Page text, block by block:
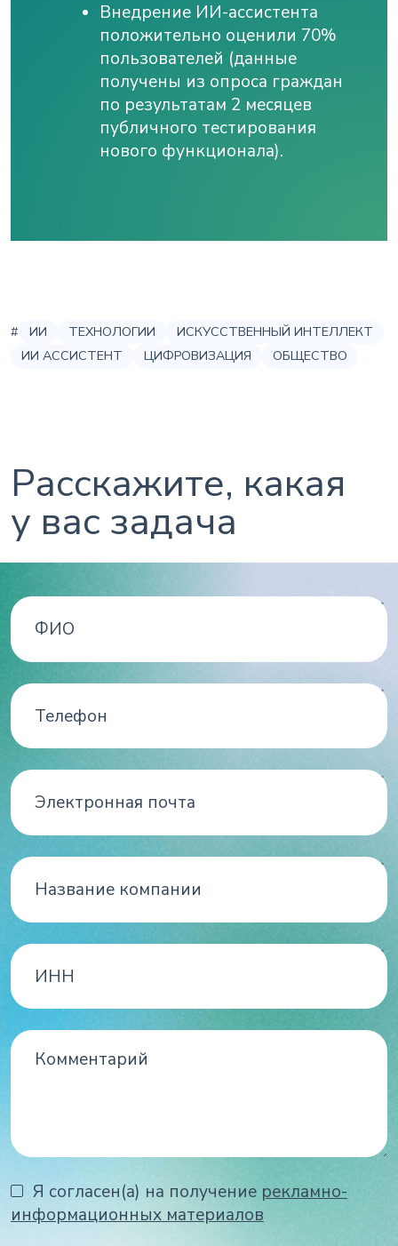
Внедрение ИИ-ассистента
положительно оценили 70%
пользователей (данные
получены из опроса граждан
по результатам 2 месяцев
публичного тестирования
нового функционала).
# ИИ ТЕХНОЛОГИИ
ИСКУССТВЕННЫЙ ИНТЕЛЛЕКТ
ИИ АССИСТЕНТ
ЦИФРОВИЗАЦИЯ ОБЩЕСТВО
Расскажите, какая
у вас задача
Я согласен(а) на получение рекламно-
информационных материалов